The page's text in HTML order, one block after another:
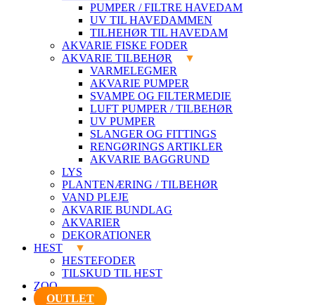
PUMPER / FILTRE HAVEDAM
UV TIL HAVEDAMMEN
TILHEHØR TIL HAVEDAM
AKVARIE FISKE FODER
AKVARIE TILBEHØR
VARMELEGMER
AKVARIE PUMPER
SVAMPE OG FILTERMEDIE
LUFT PUMPER / TILBEHØR
UV PUMPER
SLANGER OG FITTINGS
RENGØRINGS ARTIKLER
AKVARIE BAGGRUND
LYS
PLANTENÆRING / TILBEHØR
VAND PLEJE
AKVARIE BUNDLAG
AKVARIER
DEKORATIONER
HEST
HESTEFODER
TILSKUD TIL HEST
ZOO
OUTLET